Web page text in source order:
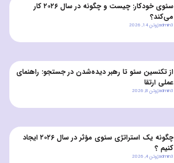
سئوی خودکار: چیست و چگونه در سال ۲۰۲۶ کار
می‌کند؟
admin3ژوئن 14, 2026
از تکنسین سئو تا رهبر دیده‌شدن در جستجو: راهنمای
عملی ارتقا
admin3ژوئن 8, 2026
چگونه یک استراتژی سئوی مؤثر در سال ۲۰۲۶ ایجاد
کنیم ؟
admin3ژوئن 4, 2026